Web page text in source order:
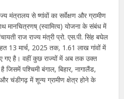
मंत्रालय से ष्गांवों का सर्वेक्षण और ग्रामीण
मानचित्रणष् (स्वामित्व) योजना के संबंध में
राज राज्य मंत्री प्रो. एस.पी. सिंह बघेल
13 मार्च, 2025 तक, 1.61 लाख गांवों में
गए है। वहीं कुछ राज्यों में अब तक उक्त
जिसमें पश्चिमी बंगाल, बिहार, नागालैंड,
चंडीगढ़ में शून्य ग्रामीण क्षेत्र होने के